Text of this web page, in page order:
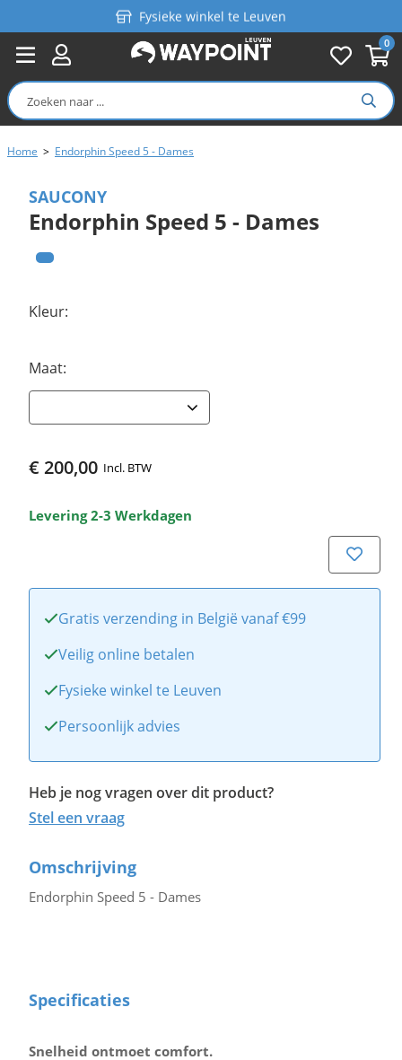
0
Fysieke winkel te Leuven
Persoonlijk advies
Gratis verzending in België vanaf €99
Home > Endorphin Speed 5 - Dames
SAUCONY
Endorphin Speed 5 - Dames
Kleur:
Maat:
€ 200,00 Incl. BTW
Levering 2-3 Werkdagen
Gratis verzending in België vanaf €99
Veilig online betalen
Fysieke winkel te Leuven
Persoonlijk advies
Heb je nog vragen over dit product?
Stel een vraag
Omschrijving
Endorphin Speed 5 - Dames
Specificaties
Snelheid ontmoet comfort.